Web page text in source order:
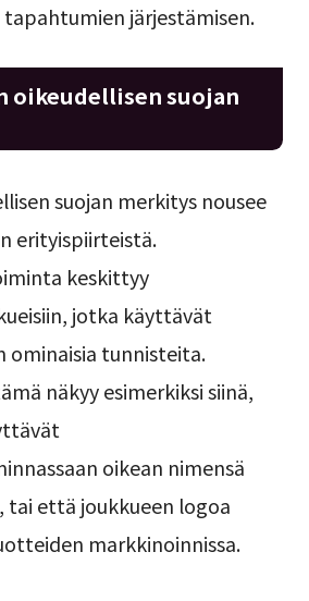
järjestämisen.
oikeudellisen suojan
suojan merkitys nousee
erityispiirteistä.
keskittyy
jotka käyttävät
ominaisia tunnisteita.
näkyy esimerkiksi siinä,
oikean nimensä
tai että joukkueen logoa
markkinoinnissa.